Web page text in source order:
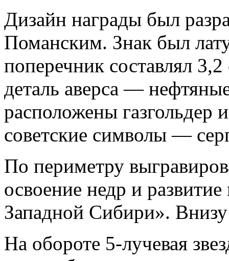
Дизайн награды был
Поманским. Знак был
поперечник составлял
деталь аверса —
расположены газгольдер
советские символы —
По периметру
освоение недр и
Западной Сибири».
На обороте 5-лучевая